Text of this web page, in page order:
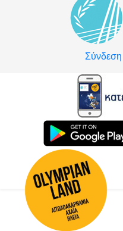
Σύνδεση